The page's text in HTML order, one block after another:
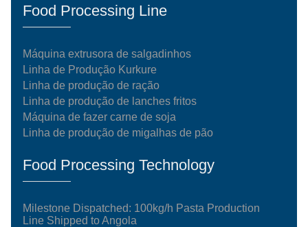
Food Processing Line
Máquina extrusora de salgadinhos
Linha de Produção Kurkure
Linha de produção de ração
Linha de produção de lanches fritos
Máquina de fazer carne de soja
Linha de produção de migalhas de pão
Food Processing Technology
Milestone Dispatched: 100kg/h Pasta Production
Line Shipped to Angola